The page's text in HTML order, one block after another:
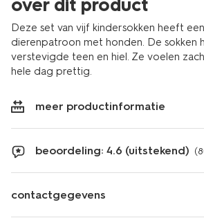
over dit product
Deze set van vijf kindersokken heeft
dierenpatroon met honden. De sokken
verstevigde teen en hiel. Ze voelen
hele dag prettig.
meer productinformatie
beoordeling: 4.6 (uitstekend)
contactgegevens